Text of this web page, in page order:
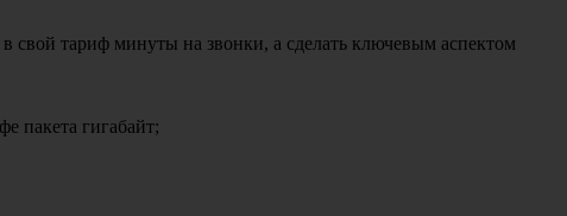
свой тариф минуты на звонки, а сделать ключевым аспектом
пакета гигабайт;